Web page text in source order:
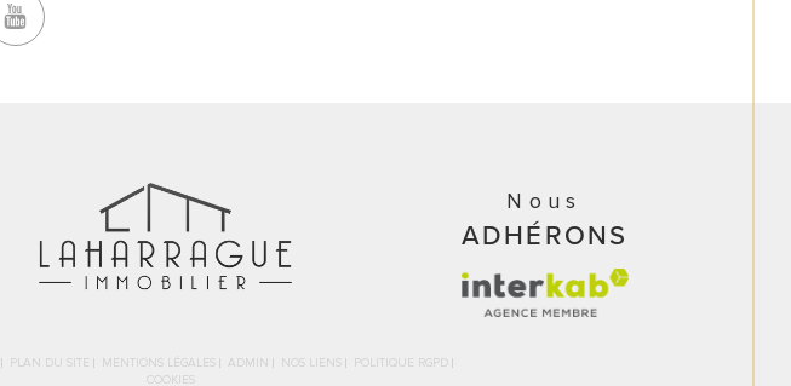
Nous
ADHÉRONS
PLAN DU SITE MENTIONS LÉGALES ADMIN NOS LIENS
POLITIQUE RGPD
COOKIES